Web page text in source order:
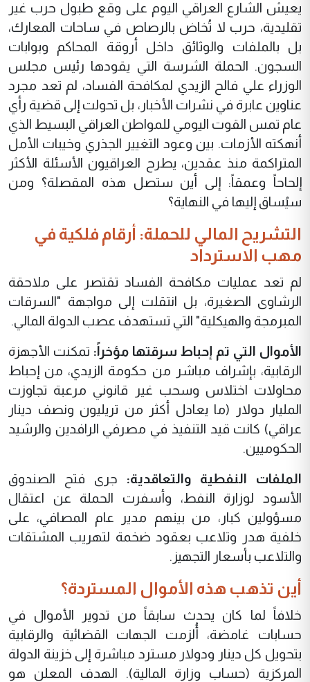
يعيش الشارع العراقي اليوم على وقع طبول حرب غير
تقليدية، حرب لا تُخاض بالرصاص في ساحات المعارك،
بل بالملفات والوثائق داخل أروقة المحاكم وبوابات
السجون. الحملة الشرسة التي يقودها رئيس مجلس
الوزراء علي فالح الزيدي لمكافحة الفساد، لم تعد مجرد
عناوين عابرة في نشرات الأخبار، بل تحولت إلى قضية رأي
عام تمس القوت اليومي للمواطن العراقي البسيط الذي
أنهكته الأزمات. بين وعود التغيير الجذري وخيبات الأمل
المتراكمة منذ عقدين، يطرح العراقيون الأسئلة الأكثر
إلحاحاً وعمقاً: إلى أين ستصل هذه المقصلة؟ ومن
سيُساق إليها في النهاية؟
التشريح المالي للحملة: أرقام فلكية في
مهب الاسترداد
لم تعد عمليات مكافحة الفساد تقتصر على ملاحقة
الرشاوى الصغيرة، بل انتقلت إلى مواجهة "السرقات
المبرمجة والهيكلية" التي تستهدف عصب الدولة المالي.
الأموال التي تم إحباط سرقتها مؤخراً: تمكنت الأجهزة
الرقابية، بإشراف مباشر من حكومة الزيدي، من إحباط
محاولات اختلاس وسحب غير قانوني مرعبة تجاوزت
المليار دولار (ما يعادل أكثر من تريليون ونصف دينار
عراقي) كانت قيد التنفيذ في مصرفي الرافدين والرشيد
الحكوميين.
الملفات النفطية والتعاقدية: جرى فتح الصندوق
الأسود لوزارة النفط، وأسفرت الحملة عن اعتقال
مسؤولين كبار، من بينهم مدير عام المصافي، على
خلفية هدر وتلاعب بعقود ضخمة لتهريب المشتقات
والتلاعب بأسعار التجهيز.
أين تذهب هذه الأموال المستردة؟
خلافاً لما كان يحدث سابقاً من تدوير الأموال في
حسابات غامضة، أُلزمت الجهات القضائية والرقابية
بتحويل كل دينار ودولار مسترد مباشرة إلى خزينة الدولة
المركزية (حساب وزارة المالية). الهدف المعلن هو